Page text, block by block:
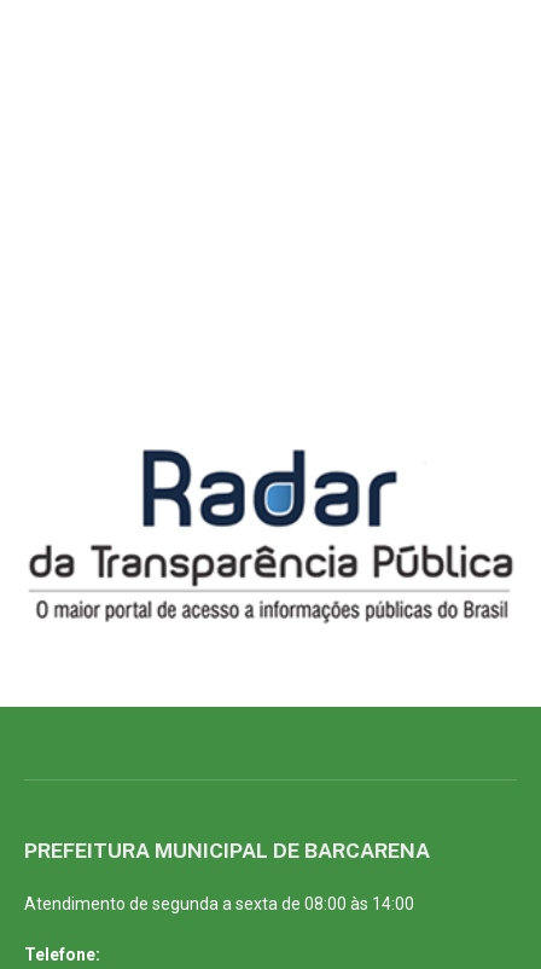
PREFEITURA MUNICIPAL DE BARCARENA
Atendimento de segunda a sexta de 08:00 às 14:00
Telefone: